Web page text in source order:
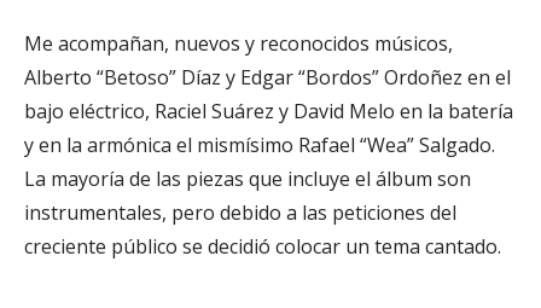
Me acompañan, nuevos y reconocidos músicos,
Alberto “Betoso” Díaz y Edgar “Bordos” Ordoñez en el
bajo eléctrico, Raciel Suárez y David Melo en la batería
y en la armónica el mismísimo Rafael “Wea” Salgado.
La mayoría de las piezas que incluye el álbum son
instrumentales, pero debido a las peticiones del
creciente público se decidió colocar un tema cantado.